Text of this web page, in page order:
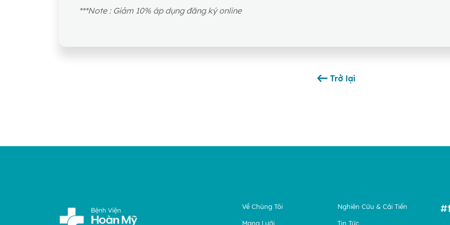
***Note : Giảm 10% áp dụng đăng ký online
Trở lại
Về Chúng Tôi
Mạng Lưới
Nghiên Cứu & Cải Tiến
Tin Tức